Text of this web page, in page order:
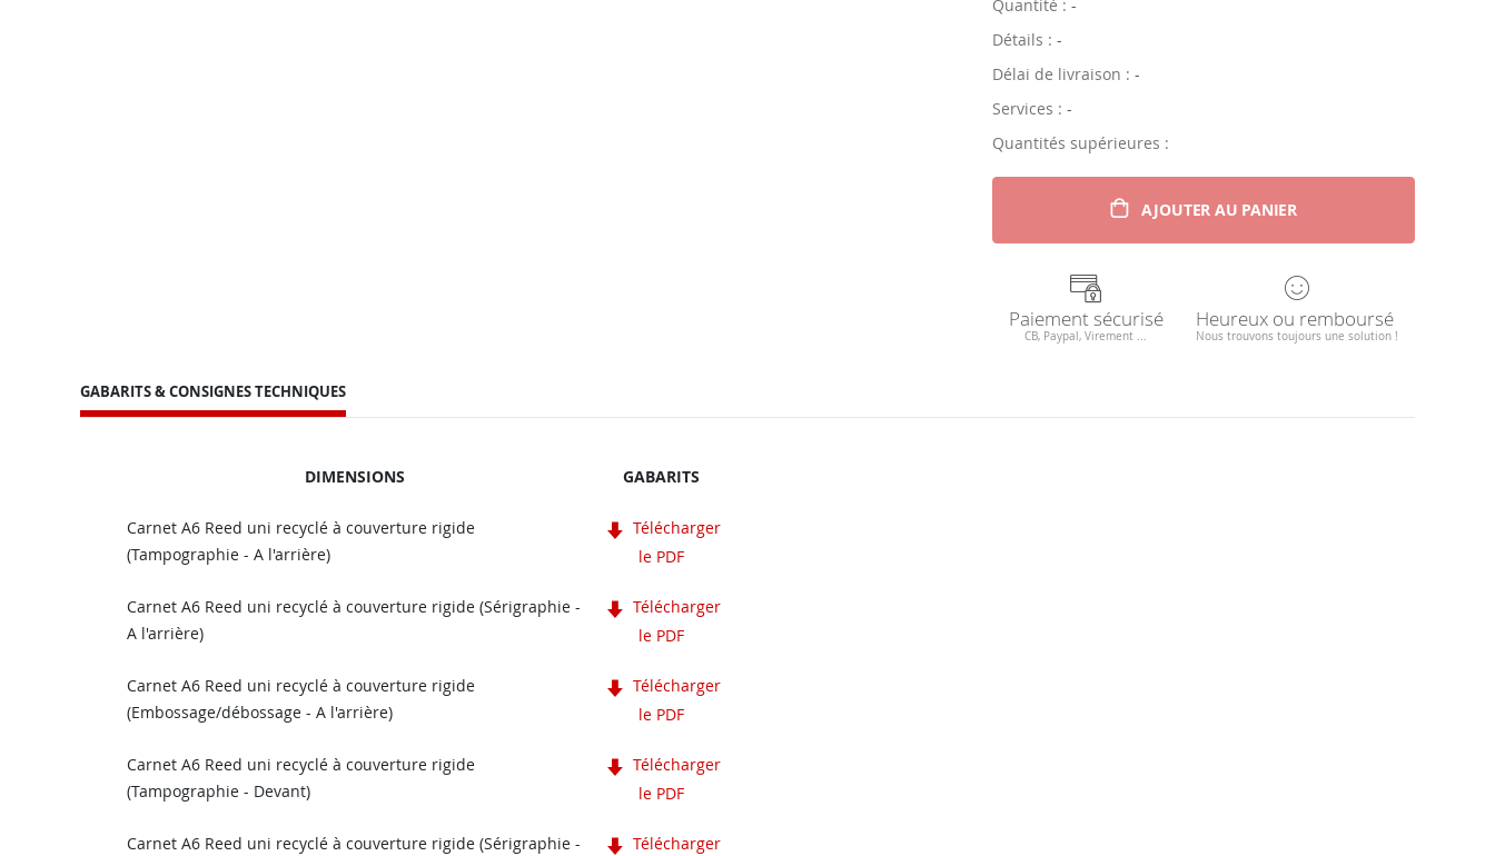
Quantité : -
Détails : -
Délai de livraison : -
Services : -
Quantités supérieures :
AJOUTER AU PANIER
Paiement sécurisé
CB, Paypal, Virement ...
Heureux ou remboursé
Nous trouvons toujours une solution !
GABARITS & CONSIGNES TECHNIQUES
DIMENSIONS GABARITS
Carnet A6 Reed uni recyclé à couverture rigide
(Tampographie - A l'arrière)
Télécharger
le PDF
Carnet A6 Reed uni recyclé à couverture rigide (Sérigraphie -
A l'arrière)
Télécharger
le PDF
Carnet A6 Reed uni recyclé à couverture rigide
(Embossage/débossage - A l'arrière)
Télécharger
le PDF
Carnet A6 Reed uni recyclé à couverture rigide
(Tampographie - Devant)
Télécharger
le PDF
Carnet A6 Reed uni recyclé à couverture rigide (Sérigraphie -
Télécharger